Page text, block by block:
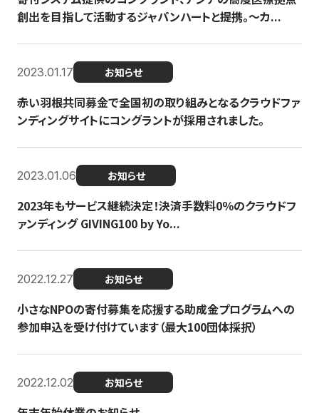
創出を目指して活動するジャパンハートと提携。〜カ...
2023.01.17 お知らせ
赤い羽根共同募金で全国初の取り組みとなるクラウドファ
ンディングサイトにコングラントが採用されました。
2023.01.06 お知らせ
2023年もサービス継続決定！決済手数料0％のクラウドフ
ァンディング GIVING100 by Yo...
2022.12.27 お知らせ
小さなNPOの寄付募集を応援する助成金プログラムへの
参加申込を受け付けています（最大100団体採択）
2022.12.02 お知らせ